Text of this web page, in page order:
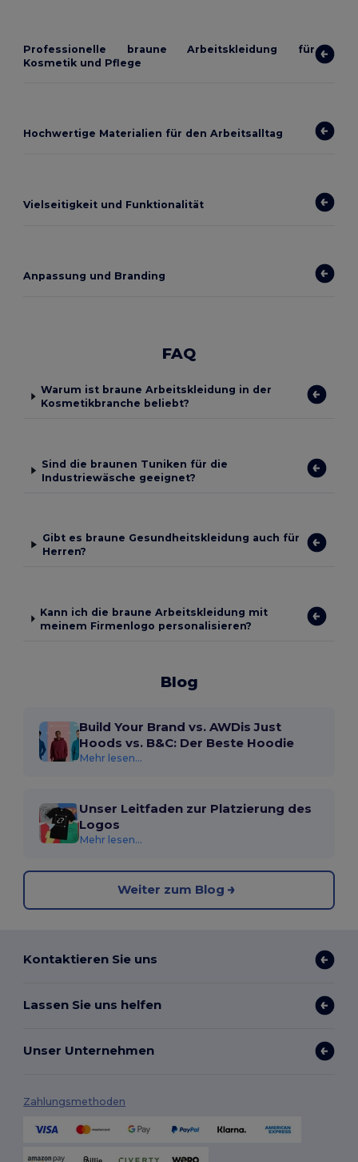
Professionelle braune Arbeitskleidung für
Kosmetik und Pflege
Hochwertige Materialien für den Arbeitsalltag
Vielseitigkeit und Funktionalität
Anpassung und Branding
FAQ
Warum ist braune Arbeitskleidung in der
Kosmetikbranche beliebt?
Sind die braunen Tuniken für die
Industriewäsche geeignet?
Gibt es braune Gesundheitskleidung auch für
Herren?
Kann ich die braune Arbeitskleidung mit
meinem Firmenlogo personalisieren?
Blog
Build Your Brand vs. AWDis Just
Hoods vs. B&C: Der Beste Hoodie
Mehr lesen...
Unser Leitfaden zur Platzierung des
Logos
Mehr lesen...
Weiter zum Blog
Kontaktieren Sie uns
Lassen Sie uns helfen
Unser Unternehmen
Zahlungsmethoden